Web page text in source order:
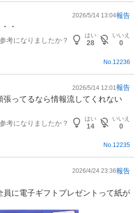
2026/5/14 13:04報告
・
考になりましたか？
はい
28
いいえ
0
No.12236
2026/5/14 12:01報告
張ってるなら情報流してくれない
考になりましたか？
はい
14
いいえ
0
No.12235
2026/4/24 23:36報告
員に電子ギフトプレゼントって紙が